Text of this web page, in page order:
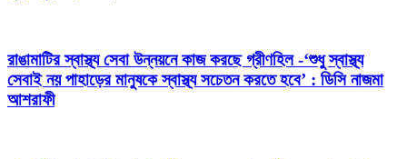
রাঙামাটির স্বাস্থ্য সেবা উন্নয়নে কাজ করছে গ্রীণহিল -‘শুধু স্বাস্থ্য
সেবাই নয় পাহাড়ের মানুষকে স্বাস্থ্য সচেতন করতে হবে’ : ডিসি নাজমা
আশরাফী